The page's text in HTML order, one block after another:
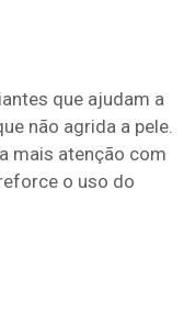
que ajudam a
não agrida a pele.
mais atenção com
o uso do